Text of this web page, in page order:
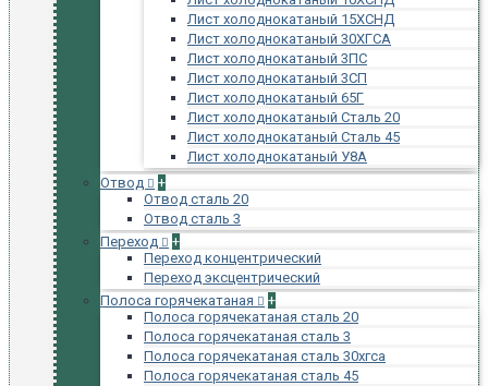
Лист холоднокатаный 15ХСНД
Лист холоднокатаный 30ХГСА
Лист холоднокатаный 3ПС
Лист холоднокатаный 3СП
Лист холоднокатаный 65Г
Лист холоднокатаный Сталь 20
Лист холоднокатаный Сталь 45
Лист холоднокатаный У8А
Отвод
+
Отвод сталь 20
Отвод сталь 3
Переход
+
Переход концентрический
Переход эксцентрический
Полоса горячекатаная
+
Полоса горячекатаная сталь 20
Полоса горячекатаная сталь 3
Полоса горячекатаная сталь 30хгса
Полоса горячекатаная сталь 45